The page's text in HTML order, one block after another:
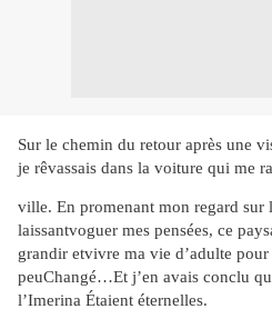
Sur le chemin du retour après une
je rêvassais dans la voiture qui me
ville. En promenant mon regard sur
laissantvoguer mes pensées, ce
grandir etvivre ma vie d’adulte
peuChangé…Et j’en avais conclu
l’Imerina Étaient éternelles.